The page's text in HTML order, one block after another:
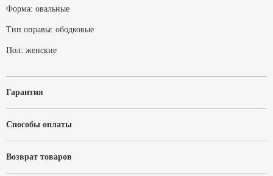
Форма: овальные
Тип оправы: ободковые
Пол: женские
Гарантия
Способы оплаты
Возврат товаров